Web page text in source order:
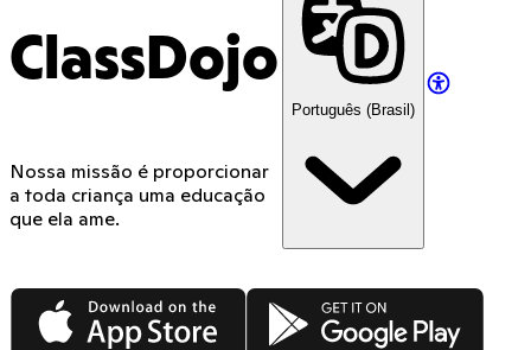
ClassDojo
Nossa missão é proporcionar
a toda criança uma educação
que ela ame.
Português (Brasil)
App Store Google Play